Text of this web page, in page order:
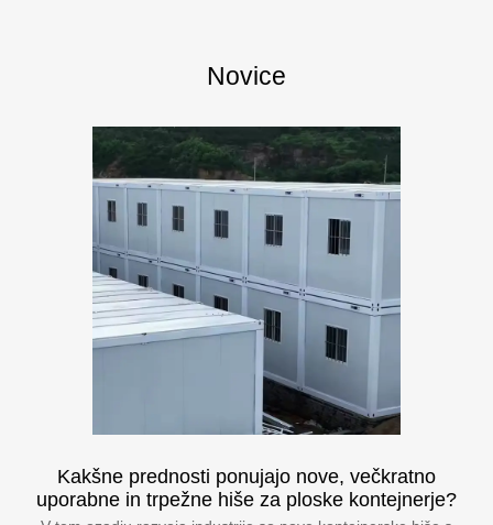
Novice
Kakšne prednosti ponujajo nove, večkratno
uporabne in trpežne hiše za ploske kontejnerje?